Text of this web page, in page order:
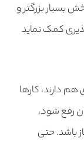
بسیار بزرگتر و
کمک نماید
دارند، کارها
رفع شود،
باشد. حتی